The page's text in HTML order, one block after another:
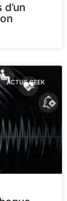
ACTUS GEEK